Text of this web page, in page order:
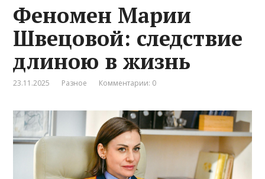
Феномен Марии
Швецовой: следствие
длиною в жизнь
23.11.2025 Разное Комментарии: 0